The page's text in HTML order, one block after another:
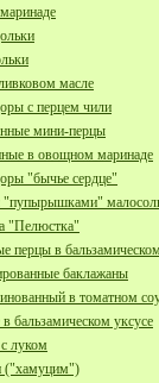
масле
с перцем чили
мини-перцы
в овощном маринаде
"бычье сердце"
"Пелюстка"
перцы в
баклажаны
в томатном
бальзамическом уксусе
луком
("хамуцим")